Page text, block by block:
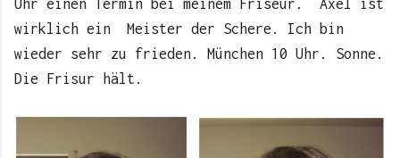
Uhr einen Termin bei meinem Friseur. Axel ist
wirklich ein Meister der Schere. Ich bin
wieder sehr zu frieden. München 10 Uhr. Sonne.
Die Frisur hält.